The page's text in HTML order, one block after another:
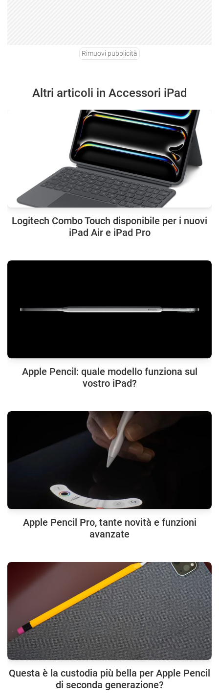
Rimuovi pubblicità
Altri articoli in Accessori iPad
Logitech Combo Touch disponibile per i nuovi
iPad Air e iPad Pro
Apple Pencil: quale modello funziona sul
vostro iPad?
Apple Pencil Pro, tante novità e funzioni
avanzate
Questa è la custodia più bella per Apple Pencil
di seconda generazione?